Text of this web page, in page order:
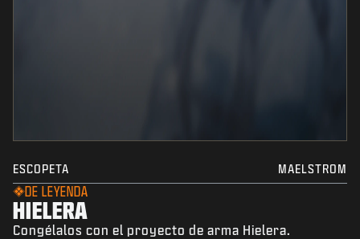
ESCOPETA MAELSTROM
DE LEYENDA
HIELERA
Congélalos con el proyecto de arma Hielera.